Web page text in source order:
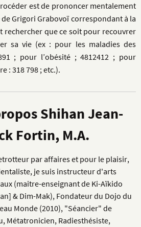
est de prononcer mentalement
Grigori Grabovoï correspondant à la
rechercher que ce soit pour recouvrer
sa vie (ex : pour les maladies des
; pour l’obésité ; 4812412 ; pour
: 318 798 ; etc.).
Shihan Jean-
Fortin, M.A.
par affaires et pour le plaisir,
je suis instructeur d'arts
(maitre-enseignant de Ki-Aïkido
& Dim-Mak), Fondateur du Dojo du
Monde (2010), "Séancier" de
Métatronicien, Radiesthésiste,